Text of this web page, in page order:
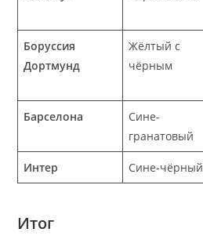
Боруссия
Дортмунд
Жёлтый с
чёрным
Барселона
Сине-
гранатовый
Интер Сине-чёрный
Итог